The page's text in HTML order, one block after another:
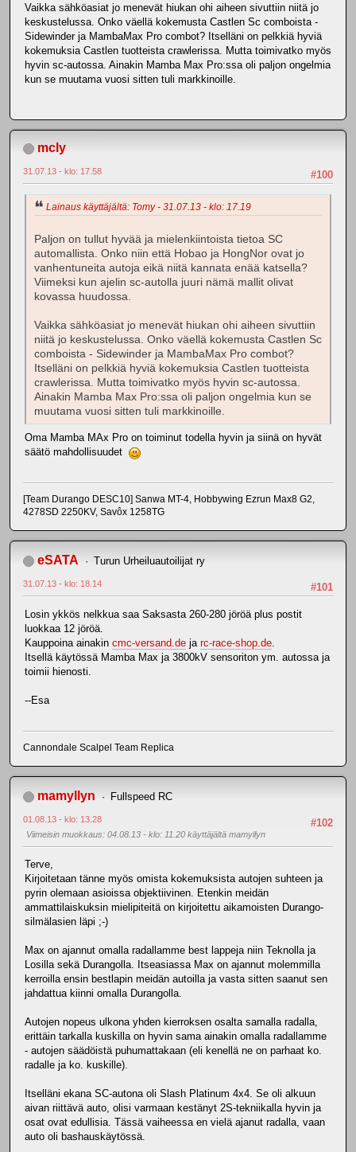
Vaikka sähköasiat jo menevät hiukan ohi aiheen sivuttiin niitä jo
keskustelussa. Onko väellä kokemusta Castlen Sc comboista -
Sidewinder ja MambaMax Pro combot? Itselläni on pelkkiä hyviä
kokemuksia Castlen tuotteista crawlerissa. Mutta toimivatko myös
hyvin sc-autossa. Ainakin Mamba Max Pro:ssa oli paljon ongelmia
kun se muutama vuosi sitten tuli markkinoille.
mcly
#100
31.07.13 - klo: 17.58
Lainaus käyttäjältä: Tomy - 31.07.13 - klo: 17.19
Paljon on tullut hyvää ja mielenkiintoista tietoa SC
automallista. Onko niin että Hobao ja HongNor ovat jo
vanhentuneita autoja eikä niitä kannata enää katsella?
Viimeksi kun ajelin sc-autolla juuri nämä mallit olivat
kovassa huudossa.
Vaikka sähköasiat jo menevät hiukan ohi aiheen sivuttiin
niitä jo keskustelussa. Onko väellä kokemusta Castlen Sc
comboista - Sidewinder ja MambaMax Pro combot?
Itselläni on pelkkiä hyviä kokemuksia Castlen tuotteista
crawlerissa. Mutta toimivatko myös hyvin sc-autossa.
Ainakin Mamba Max Pro:ssa oli paljon ongelmia kun se
muutama vuosi sitten tuli markkinoille.
Oma Mamba MAx Pro on toiminut todella hyvin ja siinä on hyvät
säätö mahdollisuudet
[Team Durango DESC10] Sanwa MT-4, Hobbywing Ezrun Max8 G2,
4278SD 2250KV, Savôx 1258TG
eSATA Turun Urheiluautoilijat ry
#101
31.07.13 - klo: 18.14
Losin ykkös nelkkua saa Saksasta 260-280 jöröä plus postit
luokkaa 12 jöröä.
Kauppoina ainakin cmc-versand.de ja rc-race-shop.de
Itsellä käytössä Mamba Max ja 3800kV sensoriton ym. autossa ja
toimii hienosti.
--Esa
Cannondale Scalpel Team Replica
mamyllyn Fullspeed RC
#102
01.08.13 - klo: 13.28
Viimeisin muokkaus: 04.08.13 - klo: 11.20 käyttäjältä mamyllyn
Terve,
Kirjoitetaan tänne myös omista kokemuksista autojen suhteen ja
pyrin olemaan asioissa objektiivinen. Etenkin meidän
ammattilaiskuksin mielipiteitä on kirjoitettu aikamoisten Durango-
silmälasien läpi ;-)
Max on ajannut omalla radallamme best lappeja niin Teknolla ja
Losilla sekä Durangolla. Itseasiassa Max on ajannut molemmilla
kerroilla ensin bestlapin meidän autoilla ja vasta sitten saanut sen
jahdattua kiinni omalla Durangolla.
Autojen nopeus ulkona yhden kierroksen osalta samalla radalla,
erittäin tarkalla kuskilla on hyvin sama ainakin omalla radallamme
- autojen säädöistä puhumattakaan (eli kenellä ne on parhaat ko.
radalle ja ko. kuskille).
Itselläni ekana SC-autona oli Slash Platinum 4x4. Se oli alkuun
aivan riittävä auto, olisi varmaan kestänyt 2S-tekniikalla hyvin ja
osat ovat edullisia. Tässä vaiheessa en vielä ajanut radalla, vaan
auto oli bashauskäytössä.